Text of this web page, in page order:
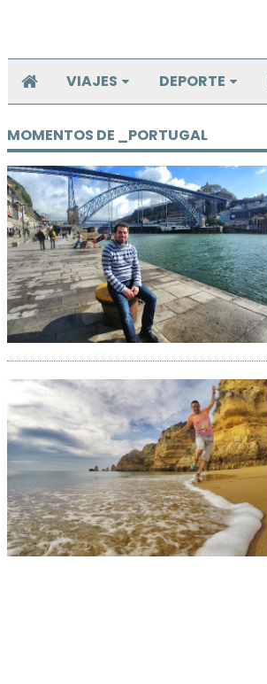
VIAJES DEPORTE
MOMENTOS DE _PORTUGAL